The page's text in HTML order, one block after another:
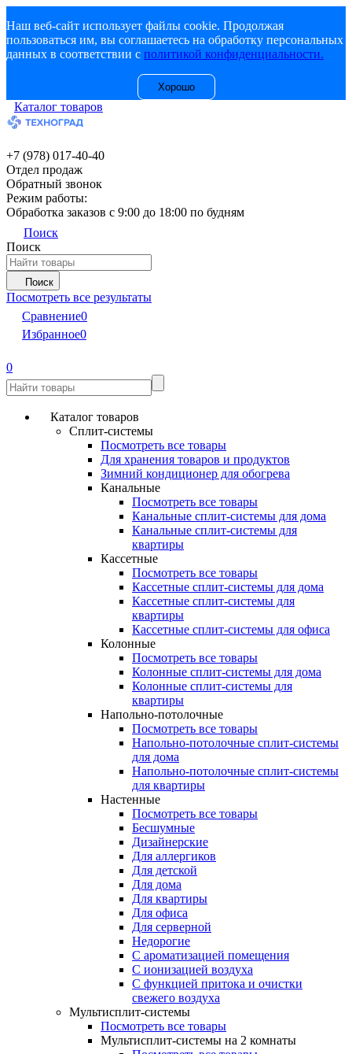
Наш веб-сайт использует файлы cookie. Продолжая
пользоваться им, вы соглашаетесь на обработку персональных
данных в соответствии с политикой конфиденциальности.
Хорошо
Каталог товаров
+7 (978) 017-40-40
Отдел продаж
Обратный звонок
Режим работы:
Обработка заказов с 9:00 до 18:00 по будням
Поиск
Поиск
Поиск
Посмотреть все результаты
Сравнение0
Избранное0
0
Каталог товаров
Сплит-системы
Посмотреть все товары
Для хранения товаров и продуктов
Зимний кондиционер для обогрева
Канальные
Посмотреть все товары
Канальные сплит-системы для дома
Канальные сплит-системы для
квартиры
Кассетные
Посмотреть все товары
Кассетные сплит-системы для дома
Кассетные сплит-системы для
квартиры
Кассетные сплит-системы для офиса
Колонные
Посмотреть все товары
Колонные сплит-системы для дома
Колонные сплит-системы для
квартиры
Напольно-потолочные
Посмотреть все товары
Напольно-потолочные сплит-системы
для дома
Напольно-потолочные сплит-системы
для квартиры
Настенные
Посмотреть все товары
Бесшумные
Дизайнерские
Для аллергиков
Для детской
Для дома
Для квартиры
Для офиса
Для серверной
Недорогие
С ароматизацией помещения
С ионизацией воздуха
С функцией притока и очистки
свежего воздуха
Мультисплит-системы
Посмотреть все товары
Мультисплит-системы на 2 комнаты